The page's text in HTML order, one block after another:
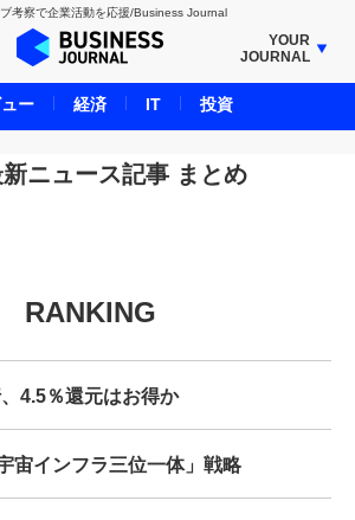
考察で企業活動を応援/Business Journal
YOUR
JOURNAL
JOURNAL
JOURNAL
CREDITS JOURNAL
LIFE ENDING JOURNAL
BPaaS JOURNAL
ニュース記事 まとめ
RANKING
、4.5％還元はお得か
宙インフラ三位一体」戦略
ー 経済 IT 投資